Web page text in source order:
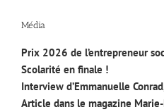
Média
Prix 2026 de l’entrepreneur
Scolarité en finale !
Interview d’Emmanuelle
Article dans le magazine